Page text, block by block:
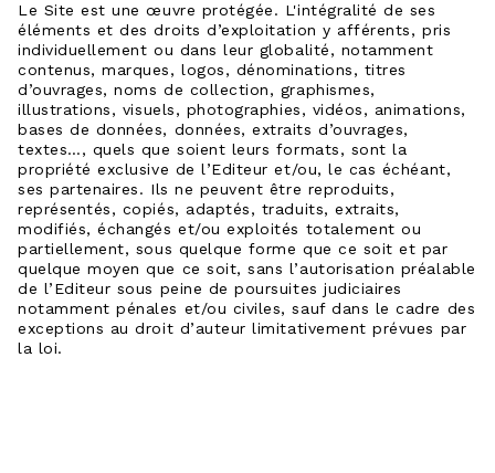
Le Site est une œuvre protégée. L'intégralité de ses
éléments et des droits d’exploitation y afférents, pris
individuellement ou dans leur globalité, notamment
contenus, marques, logos, dénominations, titres
d’ouvrages, noms de collection, graphismes,
illustrations, visuels, photographies, vidéos, animations,
bases de données, données, extraits d’ouvrages,
textes…, quels que soient leurs formats, sont la
propriété exclusive de l’Editeur et/ou, le cas échéant,
ses partenaires. Ils ne peuvent être reproduits,
représentés, copiés, adaptés, traduits, extraits,
modifiés, échangés et/ou exploités totalement ou
partiellement, sous quelque forme que ce soit et par
quelque moyen que ce soit, sans l’autorisation préalable
de l’Editeur sous peine de poursuites judiciaires
notamment pénales et/ou civiles, sauf dans le cadre des
exceptions au droit d’auteur limitativement prévues par
la loi.